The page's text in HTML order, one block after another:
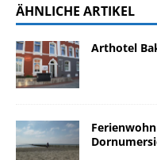
ÄHNLICHE ARTIKEL
Arthotel